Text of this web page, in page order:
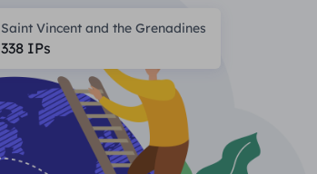
Saint Vincent and the Grenadines
338IPs